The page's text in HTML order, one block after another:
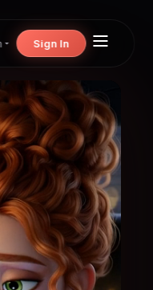
Sign In